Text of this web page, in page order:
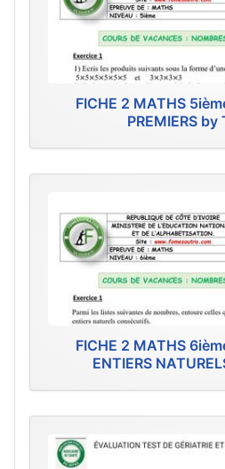
FICHE 2 MATHS
PREMIERS by
FICHE 2 MATHS
ENTIERS